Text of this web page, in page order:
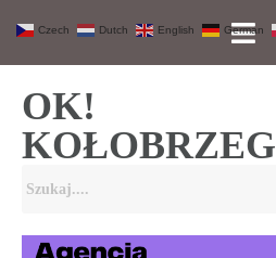
OK!
KOŁOBRZEG
Czech Dutch English German